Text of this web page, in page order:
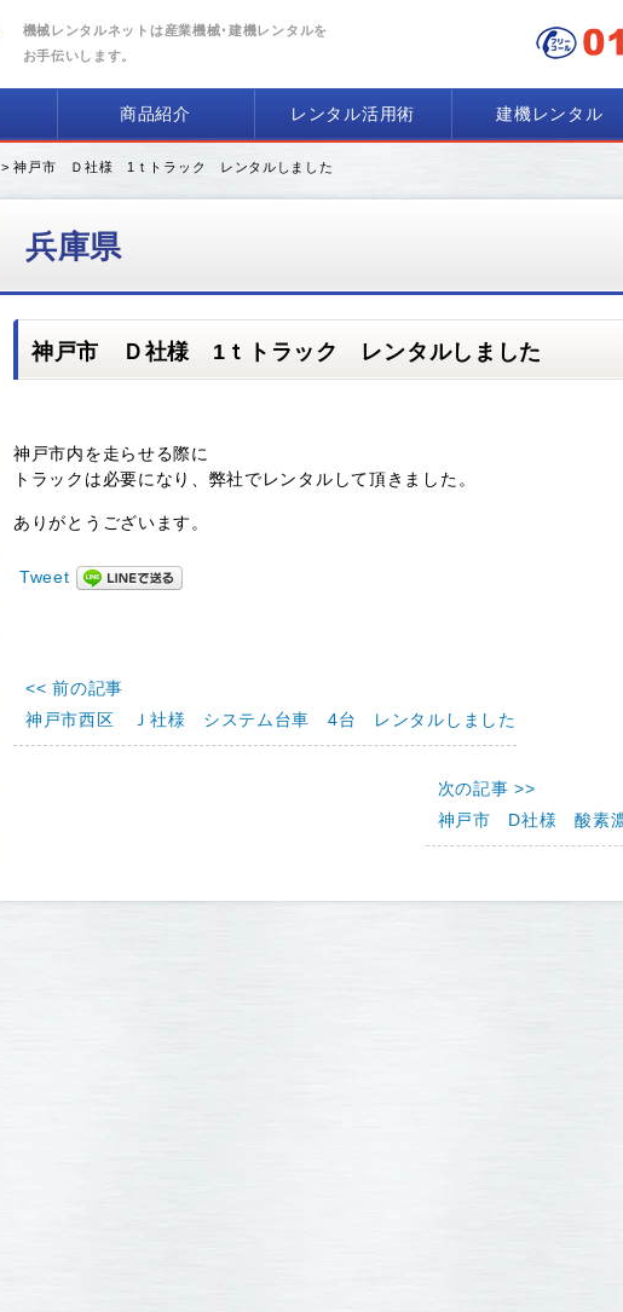
機械レンタルネットは産業機械･建機レンタルを
お手伝いします。
商品紹介 レンタル活用術 建機レンタル
> 神戸市 Ｄ社様 1ｔトラック レンタルしました
兵庫県
神戸市 Ｄ社様 1ｔトラック レンタルしました
神戸市内を走らせる際に
トラックは必要になり、弊社でレンタルして頂きました。
ありがとうございます。
Tweet
<< 前の記事
神戸市西区 Ｊ社様 システム台車 4台 レンタルしました
次の記事 >>
神戸市 D社様 酸素